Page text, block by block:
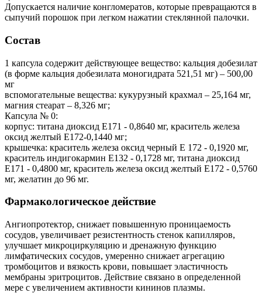
Допускается наличие конгломератов, которые превращаются в
сыпучий порошок при легком нажатии стеклянной палочки.
Состав
1 капсула содержит действующее вещество: кальция добезилат
(в форме кальция добезилата моногидрата 521,51 мг) – 500,00
мг
вспомогательные вещества: кукурузный крахмал – 25,164 мг,
магния стеарат – 8,326 мг;
Капсула № 0:
корпус: титана диоксид Е171 - 0,8640 мг, краситель железа
оксид желтый Е172-0,1440 мг;
крышечка: краситель железа оксид черный Е 172 - 0,1920 мг,
краситель индигокармин Е132 - 0,1728 мг, титана диоксид
Е171 - 0,4800 мг, краситель железа оксид желтый Е172 - 0,5760
мг, желатин до 96 мг.
Фармакологическое действие
Ангиопротектор, снижает повышенную проницаемость
сосудов, увеличивает резистентность стенок капилляров,
улучшает микроциркуляцию и дренажную функцию
лимфатических сосудов, умеренно снижает агрегацию
тромбоцитов и вязкость крови, повышает эластичность
мембраны эритроцитов. Действие связано в определенной
мере с увеличением активности кининов плазмы.